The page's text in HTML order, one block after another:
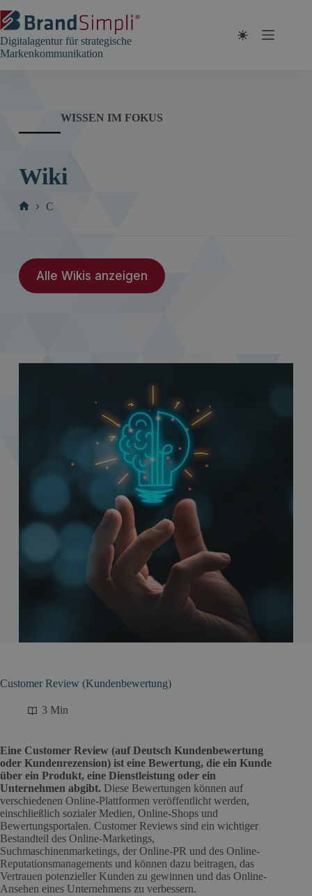
Inhalt
springen
Digitalagentur für strategische
Markenkommunikation
WISSEN IM FOKUS
Wiki
C
Alle Wikis anzeigen
Customer Review (Kundenbewertung)
3 Min
Eine Customer Review (auf Deutsch Kundenbewertung
oder Kundenrezension) ist eine Bewertung, die ein Kunde
über ein Produkt, eine Dienstleistung oder ein
Unternehmen abgibt. Diese Bewertungen können auf
verschiedenen Online-Plattformen veröffentlicht werden,
einschließlich sozialer Medien, Online-Shops und
Bewertungsportalen. Customer Reviews sind ein wichtiger
Bestandteil des Online-Marketings,
Suchmaschinenmarketings, der Online-PR und des Online-
Reputationsmanagements und können dazu beitragen, das
Vertrauen potenzieller Kunden zu gewinnen und das Online-
Ansehen eines Unternehmens zu verbessern.